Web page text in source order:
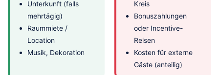
Unterkunft (falls
mehrtägig)
Raummiete /
Location
Musik, Dekoration
Kreis
Bonuszahlungen
oder Incentive-
Reisen
Kosten für externe
Gäste (anteilig)